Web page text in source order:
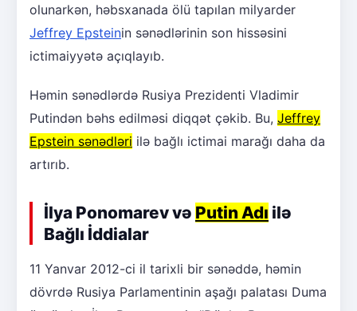
olunarkən, həbsxanada ölü tapılan milyarder
Jeffrey Epsteinin sənədlərinin son hissəsini
ictimaiyyətə açıqlayıb.
Həmin sənədlərdə Rusiya Prezidenti Vladimir
Putindən bəhs edilməsi diqqət çəkib. Bu, Jeffrey
Epstein sənədləri ilə bağlı ictimai marağı daha da
artırıb.
İlya Ponomarev və Putin Adı ilə
Bağlı İddialar
11 Yanvar 2012-ci il tarixli bir sənəddə, həmin
dövrdə Rusiya Parlamentinin aşağı palatası Duma